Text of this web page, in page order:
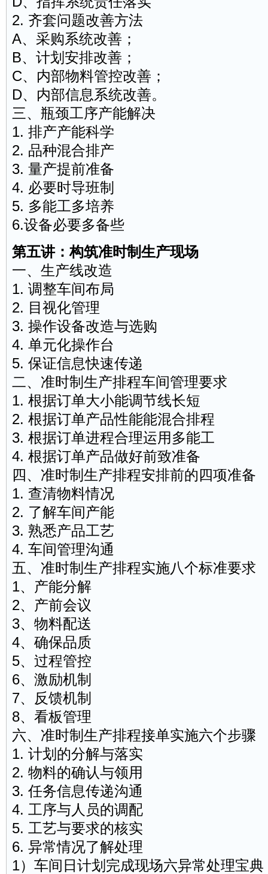
2. 齐套问题改善方法
A、采购系统改善；
B、计划安排改善；
C、内部物料管控改善；
D、内部信息系统改善。
三、瓶颈工序产能解决
1. 排产产能科学
2. 品种混合排产
3. 量产提前准备
4. 必要时导班制
5. 多能工多培养
6.设备必要多备些
第五讲：构筑准时制生产现场
一、生产线改造
1. 调整车间布局
2. 目视化管理
3. 操作设备改造与选购
4. 单元化操作台
5. 保证信息快速传递
二、准时制生产排程车间管理要求
1. 根据订单大小能调节线长短
2. 根据订单产品性能能混合排程
3. 根据订单进程合理运用多能工
4. 根据订单产品做好前致准备
四、准时制生产排程安排前的四项准备
1. 查清物料情况
2. 了解车间产能
3. 熟悉产品工艺
4. 车间管理沟通
五、准时制生产排程实施八个标准要求
1、产能分解
2、产前会议
3、物料配送
4、确保品质
5、过程管控
6、激励机制
7、反馈机制
8、看板管理
六、准时制生产排程接单实施六个步骤
1. 计划的分解与落实
2. 物料的确认与领用
3. 任务信息传递沟通
4. 工序与人员的调配
5. 工艺与要求的核实
6. 异常情况了解处理
1）车间日计划完成现场六异常处理宝典